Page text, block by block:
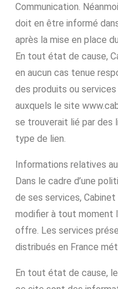
Communication.
doit en être informé
après la mise en place
En tout état de cause,
en aucun cas tenue
des produits ou
auxquels le site
se trouverait lié par des
type de lien.
Informations relatives
Dans le cadre d’une
de ses services,
modifier à tout moment
offre. Les services
distribués en France
En tout état de cause,